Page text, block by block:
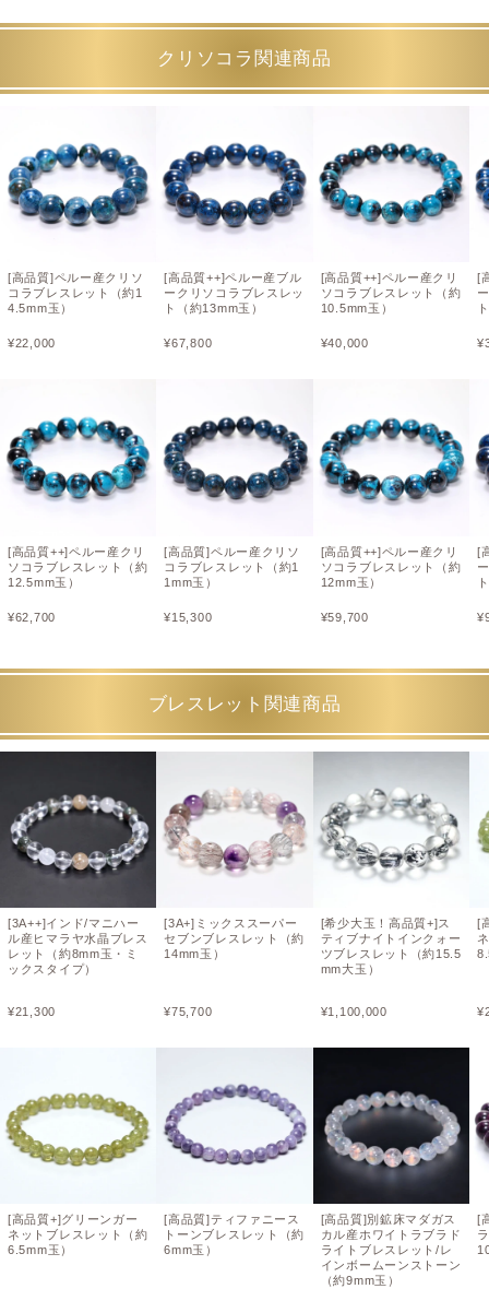
クリソコラ関連商品
[高品質]ペルー産クリソ
コラブレスレット（約1
4.5mm玉）
¥22,000
[高品質++]ペルー産クリ
ソコラブレスレット（約
12.5mm玉）
¥62,700
[高品質++]ペルー産ブル
ークリソコラブレスレッ
ト（約13mm玉）
¥67,800
[高品質]ペルー産クリソ
コラブレスレット（約1
1mm玉）
¥15,300
[高品質++]ペルー産クリ
ソコラブレスレット（約
10.5mm玉）
¥40,000
[高品質++]ペルー産クリ
ソコラブレスレット（約
12mm玉）
¥59,700
[
¥
[
¥
ブレスレット関連商品
[3A++]インド/マニハー
ル産ヒマラヤ水晶ブレス
レット（約8mm玉・ミ
ックスタイプ）
¥21,300
[高品質+]グリーンガー
ネットブレスレット（約
6.5mm玉）
[3A+]ミックススーパー
セブンブレスレット（約
14mm玉）
¥75,700
[高品質]ティファニース
トーンブレスレット（約
6mm玉）
[希少大玉！高品質+]ス
ティブナイトインクォー
ツブレスレット（約15.5
mm大玉）
¥1,100,000
[高品質]別鉱床マダガス
カル産ホワイトラブラド
ライトブレスレット/レ
インボームーンストーン
（約9mm玉）
[
¥
[